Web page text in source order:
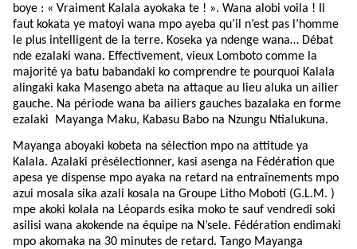
boye : « Vraiment Kalala ayokaka te ! ». Wana alobi voila ! Il
faut kokata ye matoyi wana mpo ayeba qu’il n’est pas l’homme
le plus intelligent de la terre. Koseka ya ndenge wana… Débat
nde ezalaki wana. Effectivement, vieux Lomboto comme la
majorité ya batu babandaki ko comprendre te pourquoi Kalala
alingaki kaka Masengo abeta na attaque au lieu aluka un ailier
gauche. Na période wana ba ailiers gauches bazalaka en forme
ezalaki Mayanga Maku, Kabasu Babo na Nzungu Ntialukuna.
Mayanga aboyaki kobeta na sélection mpo na attitude ya
Kalala. Azalaki présélectionner, kasi asenga na Fédération que
apesa ye dispense mpo ayaka na retard na entraînements mpo
azui mosala sika azali kosala na Groupe Litho Moboti (G.L.M. )
mpe akoki kolala na Léopards esika moko te sauf vendredi soki
asilisi wana akokende na équipe na N’sele. Fédération endimaki
mpo akomaka na 30 minutes de retard. Tango Mayanga